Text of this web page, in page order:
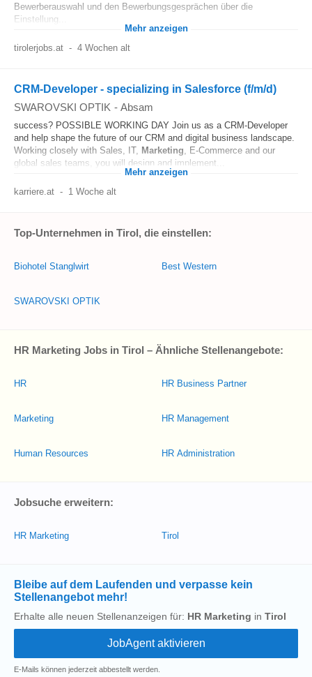
Bewerberauswahl und den Bewerbungsgesprächen über die
Einstellung...
Mehr anzeigen
tirolerjobs.at - 4 Wochen alt
CRM-Developer - specializing in Salesforce (f/m/d)
SWAROVSKI OPTIK - Absam
success? POSSIBLE WORKING DAY Join us as a CRM-Developer
and help shape the future of our CRM and digital business landscape.
Working closely with Sales, IT, Marketing, E-Commerce and our
global sales teams, you will design and implement...
Mehr anzeigen
karriere.at - 1 Woche alt
Top-Unternehmen in Tirol, die einstellen:
Biohotel Stanglwirt
SWAROVSKI OPTIK
Best Western
HR Marketing Jobs in Tirol – Ähnliche Stellenangebote:
HR
Marketing
Human Resources
HR Business Partner
HR Management
HR Administration
Jobsuche erweitern:
HR Marketing Tirol
Bleibe auf dem Laufenden und verpasse kein
Stellenangebot mehr!
Erhalte alle neuen Stellenanzeigen für: HR Marketing in Tirol
E-Mails können jederzeit abbestellt werden.